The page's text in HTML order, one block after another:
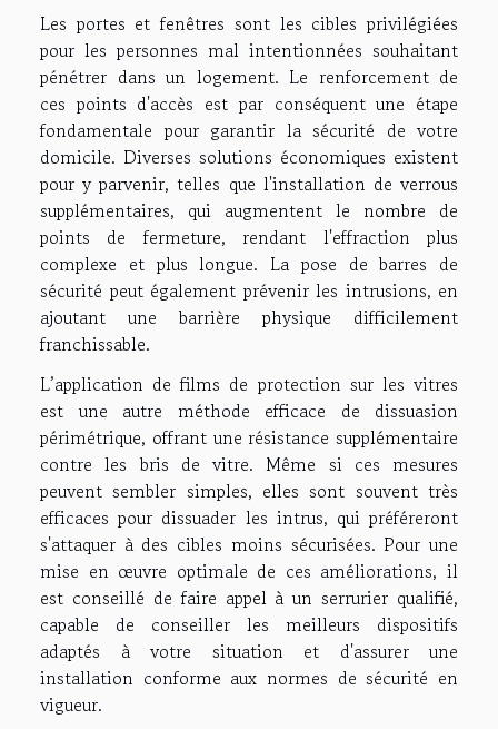
Les portes et fenêtres sont les cibles privilégiées
pour les personnes mal intentionnées souhaitant
pénétrer dans un logement. Le renforcement de
ces points d'accès est par conséquent une étape
fondamentale pour garantir la sécurité de votre
domicile. Diverses solutions économiques existent
pour y parvenir, telles que l'installation de verrous
supplémentaires, qui augmentent le nombre de
points de fermeture, rendant l'effraction plus
complexe et plus longue. La pose de barres de
sécurité peut également prévenir les intrusions, en
ajoutant une barrière physique difficilement
franchissable.
L’application de films de protection sur les vitres
est une autre méthode efficace de dissuasion
périmétrique, offrant une résistance supplémentaire
contre les bris de vitre. Même si ces mesures
peuvent sembler simples, elles sont souvent très
efficaces pour dissuader les intrus, qui préféreront
s'attaquer à des cibles moins sécurisées. Pour une
mise en œuvre optimale de ces améliorations, il
est conseillé de faire appel à un serrurier qualifié,
capable de conseiller les meilleurs dispositifs
adaptés à votre situation et d'assurer une
installation conforme aux normes de sécurité en
vigueur.